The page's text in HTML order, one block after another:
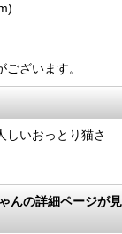
30m)
ざいます。
しいおっとり猫さ
の詳細ページが見